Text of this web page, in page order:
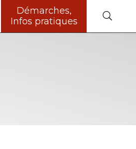
Démarches,
Infos pratiques